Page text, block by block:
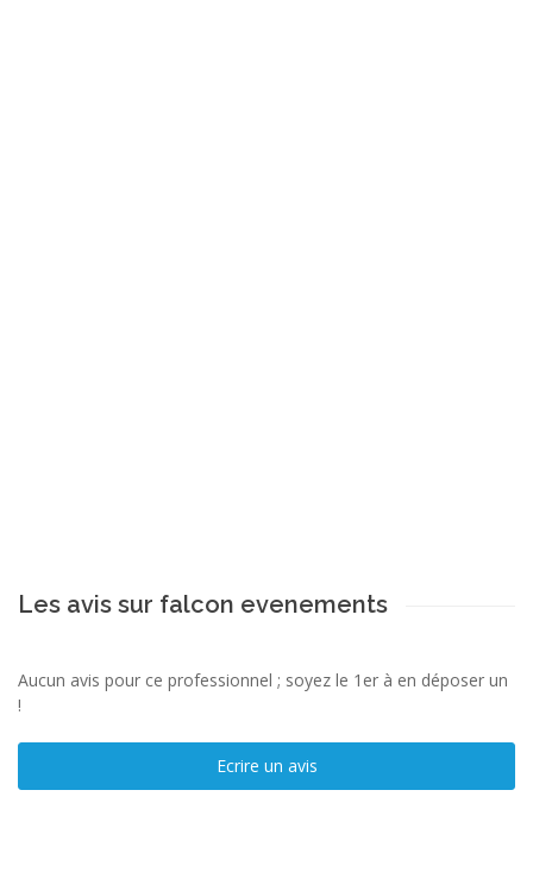
Les avis sur falcon evenements
Aucun avis pour ce professionnel ; soyez le 1er à en déposer un
!
Ecrire un avis